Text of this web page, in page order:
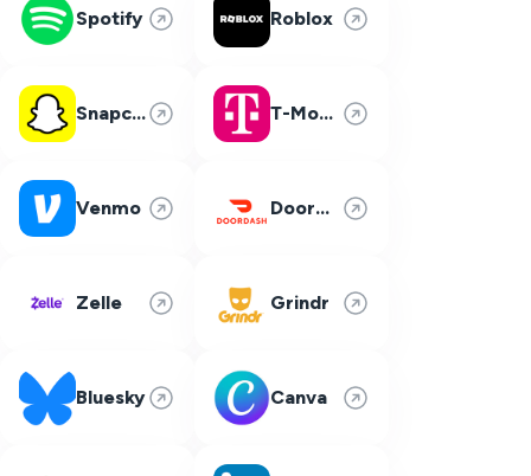
Spotify Roblox
Snapchat T-Mobile
Venmo DoorDash
Zelle Grindr
Bluesky Canva